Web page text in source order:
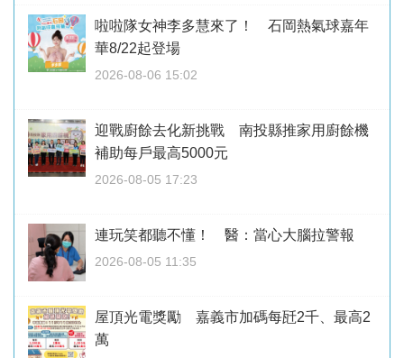
啦啦隊女神李多慧來了！ 石岡熱氣球嘉年
華8/22起登場
2026-08-06 15:02
迎戰廚餘去化新挑戰 南投縣推家用廚餘機
補助每戶最高5000元
2026-08-05 17:23
連玩笑都聽不懂！ 醫：當心大腦拉警報
2026-08-05 11:35
屋頂光電獎勵 嘉義市加碼每瓩2千、最高2
萬